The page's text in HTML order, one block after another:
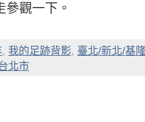
參觀一下。
, 我的足跡背影, 臺北/新北/基
北市